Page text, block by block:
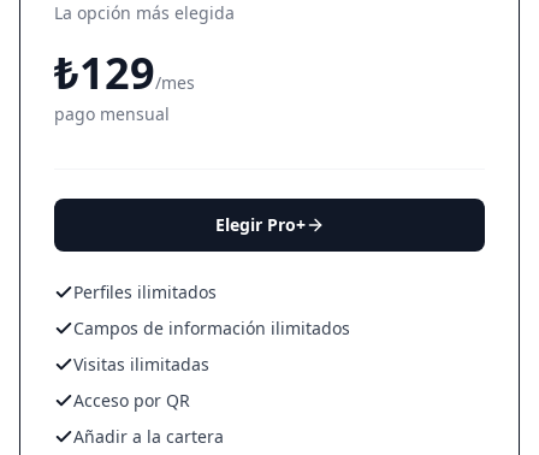
La opción más elegida
₺129/mes
pago mensual
Elegir Pro+
Perfiles ilimitados
Campos de información ilimitados
Visitas ilimitadas
Acceso por QR
Añadir a la cartera